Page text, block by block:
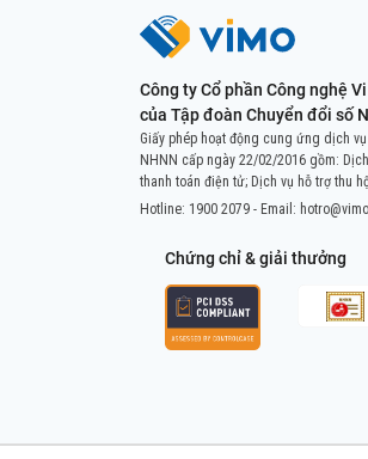
Công ty Cổ phần Công nghệ
của Tập đoàn Chuyển đổi số
Giấy phép hoạt động cung ứng dịch
NHNN cấp ngày 22/02/2016 gồm:
thanh toán điện tử; Dịch vụ hỗ trợ thu
Hotline: 1900 2079 - Email:
Chứng chỉ & giải thưởng